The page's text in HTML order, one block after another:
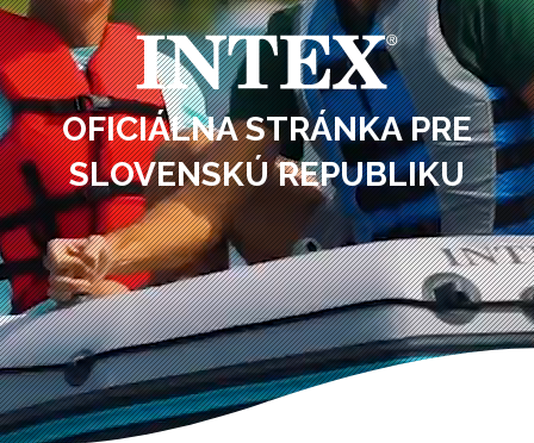
OFICIÁLNA STRÁNKA PRE
SLOVENSKÚ REPUBLIKU